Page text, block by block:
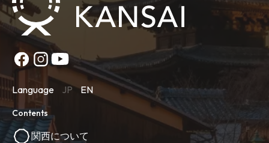
Language JP EN
Contents
関西について